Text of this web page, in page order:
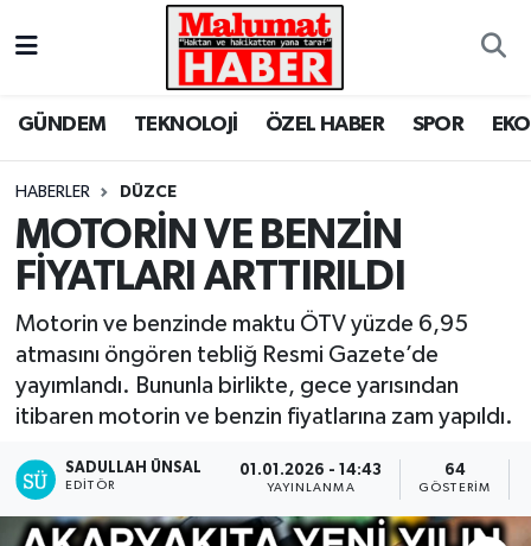
GÜNDEM TEKNOLOJİ ÖZEL HABER SPOR
HABERLER DÜZCE
MOTORİN VE BENZİN
FİYATLARI ARTTIRILDI
Motorin ve benzinde maktu ÖTV yüzde 6,95
atmasını öngören tebliğ Resmi Gazete’de
yayımlandı. Bununla birlikte, gece yarısından
itibaren motorin ve benzin fiyatlarına zam yapıldı.
SADULLAH ÜNSAL
EDITÖR
01.01.2026 - 14:43
YAYINLANMA
64
GÖSTERIM
Nöbetçi Eczaneler
Trafik Durumu
Süper Lig Puan Durumu ve Fikstür
Tüm Manşetler
Son Dakika Haberleri